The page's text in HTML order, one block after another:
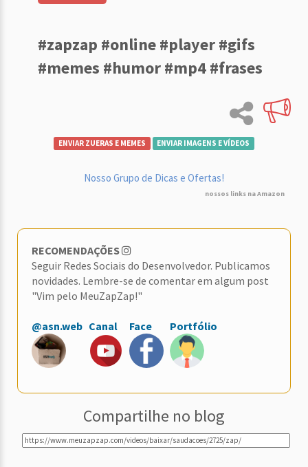
#zapzap #online #player #gifs
#memes #humor #mp4 #frases
ENVIAR ZUERAS E MEMES ENVIAR IMAGENS E VÍDEOS
Nosso Grupo de Dicas e Ofertas!
nossos links na Amazon
RECOMENDAÇÕES
Seguir Redes Sociais do Desenvolvedor. Publicamos
novidades. Lembre-se de comentar em algum post
"Vim pelo MeuZapZap!"
@asn.web Canal Face Portfólio
Compartilhe no blog